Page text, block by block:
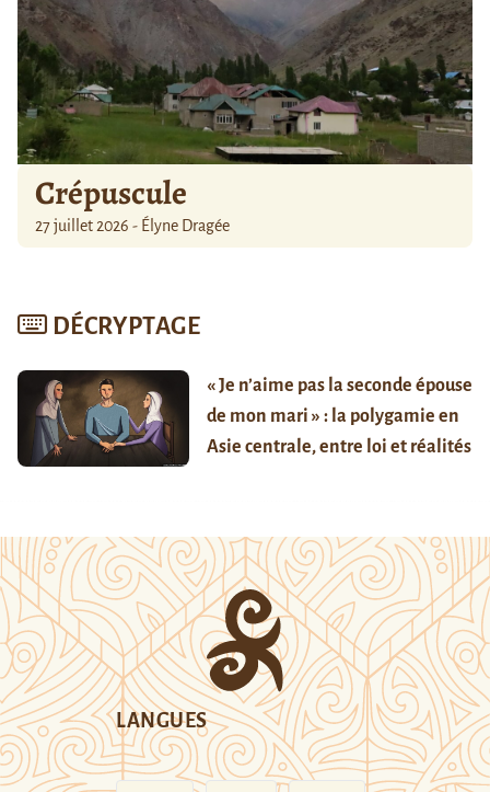
Crépuscule
27 juillet 2026 - Élyne Dragée
DÉCRYPTAGE
« Je n’aime pas la seconde épouse
de mon mari » : la polygamie en
Asie centrale, entre loi et réalités
LANGUES